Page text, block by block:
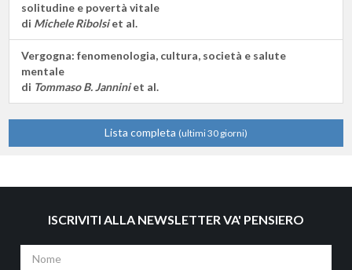
solitudine e povertà vitale
di Michele Ribolsiet al.
Vergogna: fenomenologia, cultura, società e salute
mentale
di Tommaso B. Janniniet al.
Lista completa (ultimi 30 giorni)
ISCRIVITI ALLA NEWSLETTER VA' PENSIERO